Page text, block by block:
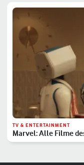
TV & ENTERTAINMENT
Marvel: Alle Filme
Reihenfolge